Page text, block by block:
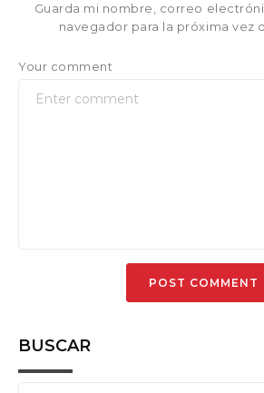
Guarda mi nombre, correo
navegador para la próxima vez
Your comment
BUSCAR